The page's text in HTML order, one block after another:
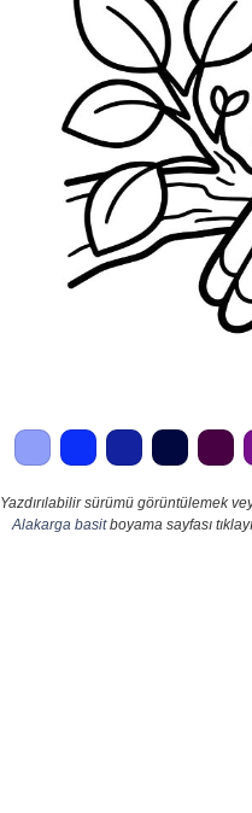
Yazdırılabilir sürümü görüntülemek
Alakarga basitboyama sayfası